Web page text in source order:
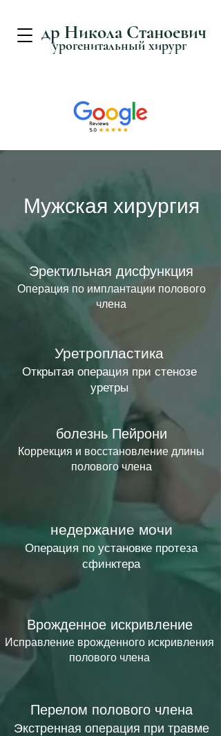
др Никола Станоевич
урогенитальный хирург
Мужская хирургия
Эректильная дисфункция
Операция по имплантации полового
члена
Уретропластика
Открытая операция при стенозе
уретры
болезнь Пейрони
Коррекция и восстановление длины
полового члена
недержание мочи
Операция по установке протеза
сфинктера
Врожденное искривление
Исправление врожденного искривления
полового члена
Перелом полового члена
Экстренная операция при травме